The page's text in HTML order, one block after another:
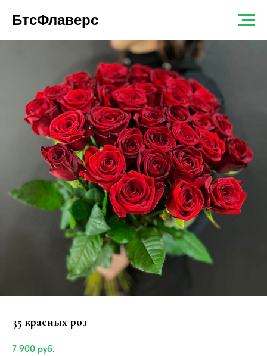
БтсФлаверс
35 красных роз
7 900 руб.